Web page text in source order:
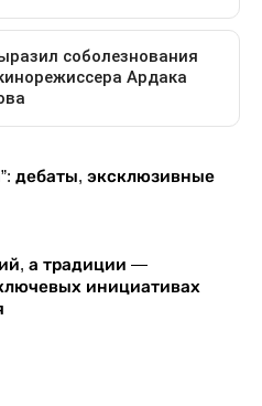
дебаты, эксклюзивные
а традиции —
инициативах